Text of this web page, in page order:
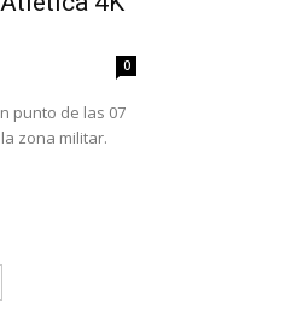
0
punto de las 07